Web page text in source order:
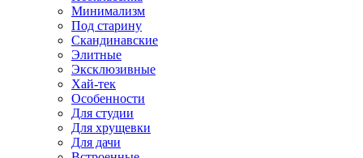
Минимализм
Под старину
Скандинавские
Элитные
Эксклюзивные
Хай-тек
Особенности
Для студии
Для хрущевки
Для дачи